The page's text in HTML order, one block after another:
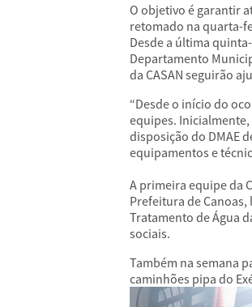
O objetivo é garantir
retomado na quarta-
Desde a última
Departamento
da CASAN seguirão
“Desde o início do
equipes. Inicialmente,
disposição do DMAE
equipamentos e
A primeira equipe da
Prefeitura de
Tratamento de Água
sociais.
Também na semana
caminhões pipa do